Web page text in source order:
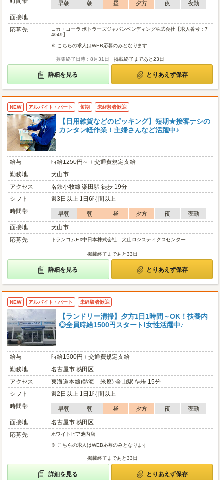
早朝 朝 昼 夕方 夜
夜勤
面接地
応募先
コカ・コーラ ボトラーズジャパンベンディング株式会社【求人番号：7
4049】
※ こちらの求人はWEB応募のみとなります
募集終了日時：8月31日 掲載終了まであと23日
詳細を見る とりあえず保存
NEW アルバイト・パート 短期 未経験者歓迎
【日用雑貨などのピッキング】短期★接客ナシの
カンタン軽作業！主婦さんなど活躍中♪
給与
時給1250円～＋交通費規定支給
勤務地
犬山市
アクセス
名鉄小牧線 楽田駅 徒歩 19分
シフト
週3日以上 1日6時間以上
時間帯
早朝 朝 昼 夕方 夜
夜勤
面接地
犬山市
応募先
トランコムEX中日本株式会社 犬山ロジスティクスセンター
掲載終了まであと33日
詳細を見る とりあえず保存
NEW アルバイト・パート 未経験者歓迎
【ランドリー清掃】夕方1日1時間～OK！扶養内
◎全員時給1500円スタート!女性活躍中♪
給与
時給1500円＋交通費規定支給
勤務地
名古屋市 熱田区
アクセス
東海道本線(熱海－米原) 金山駅 徒歩 15分
シフト
週2日以上 1日1時間以上
時間帯
早朝 朝 昼 夕方 夜
夜勤
面接地
名古屋市 熱田区
応募先
ホワイトピア池内店
※ こちらの求人はWEB応募のみとなります
掲載終了まであと33日
詳細を見る とりあえず保存